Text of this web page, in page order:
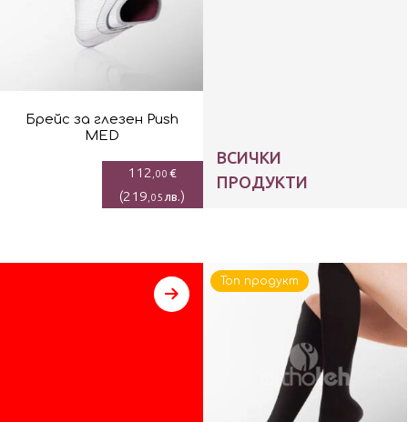
Брейс за глезен Push
MED
112 ,00 €
(219 ,05 лв.)
ВСИЧКИ
ПРОДУКТИ
Топ продукт